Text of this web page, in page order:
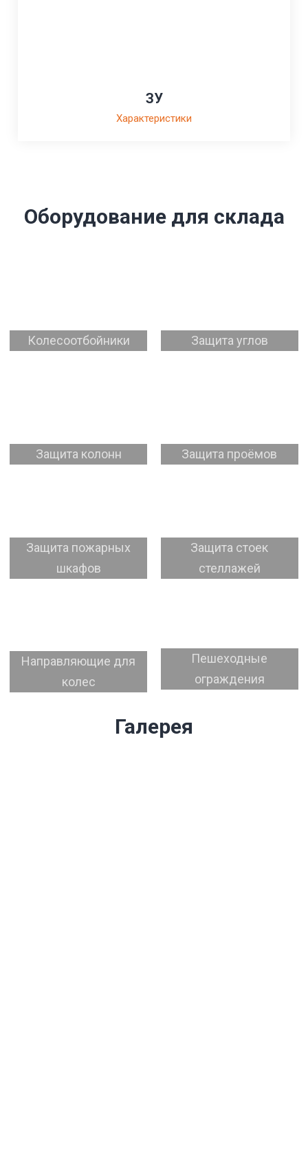
ЗУ
Характеристики
Оборудование для склада
Колесоотбойники Защита углов
Защита колонн Защита проёмов
Защита пожарных
шкафов
Защита стоек
стеллажей
Направляющие для
колес
Пешеходные
ограждения
Галерея